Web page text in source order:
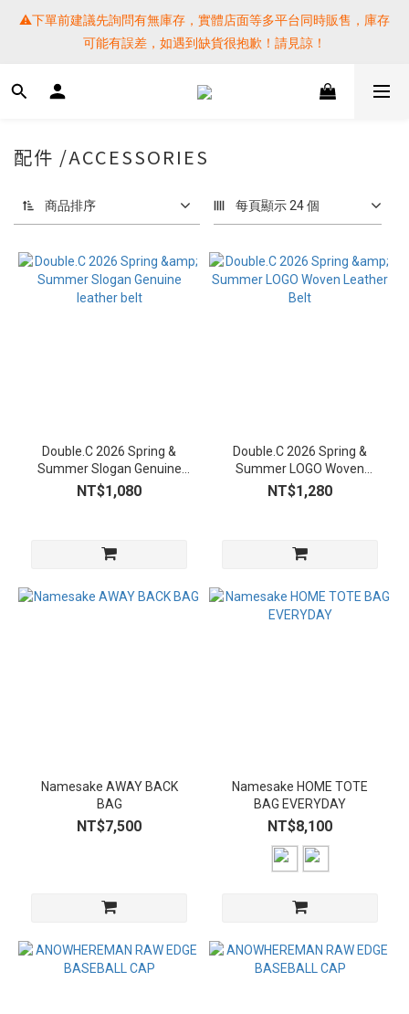
⚠️下單前建議先詢問有無庫存，實體店面等多平台同時販售，庫存
可能有誤差，如遇到缺貨很抱歉！請見諒！
⚠️下單前建議先詢問有無庫存，實體店面等多平台同時販售，庫存
可能有誤差，如遇到缺貨很抱歉！請見諒！
SF EXPRESS WORLD SHIPPING
提醒各位⚠️下單後寄出，請務必在時間內完成取貨才是乖寶寶呦~
⚠️下單前建議先詢問有無庫存，實體店面等多平台同時販售，庫存
配件 /ACCESSORIES
商品排序 每頁顯示 24 個
Double.C 2026 Spring &
Summer Slogan Genuine
leather belt
NT$1,080
Double.C 2026 Spring &
Summer LOGO Woven
Leather Belt
NT$1,280
Namesake AWAY BACK
BAG
NT$7,500
Namesake HOME TOTE
BAG EVERYDAY
NT$8,100